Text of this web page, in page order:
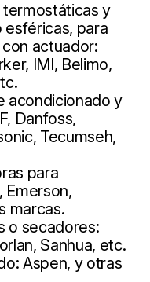
termostáticas y
esféricas, para
actuador:
IMI, Belimo,
acondicionado y
Danfoss,
Tecumseh,
para
Emerson,
marcas.
o secadores:
Sanhua, etc.
Aspen, y otras